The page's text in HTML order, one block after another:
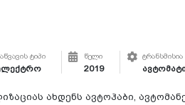
ᲢᲘᲞᲘ ᲬᲔᲚᲘ
2019
ᲢᲠᲐᲜᲡᲛᲘᲡᲘᲐ
ახდენს ავტოჰაბი,